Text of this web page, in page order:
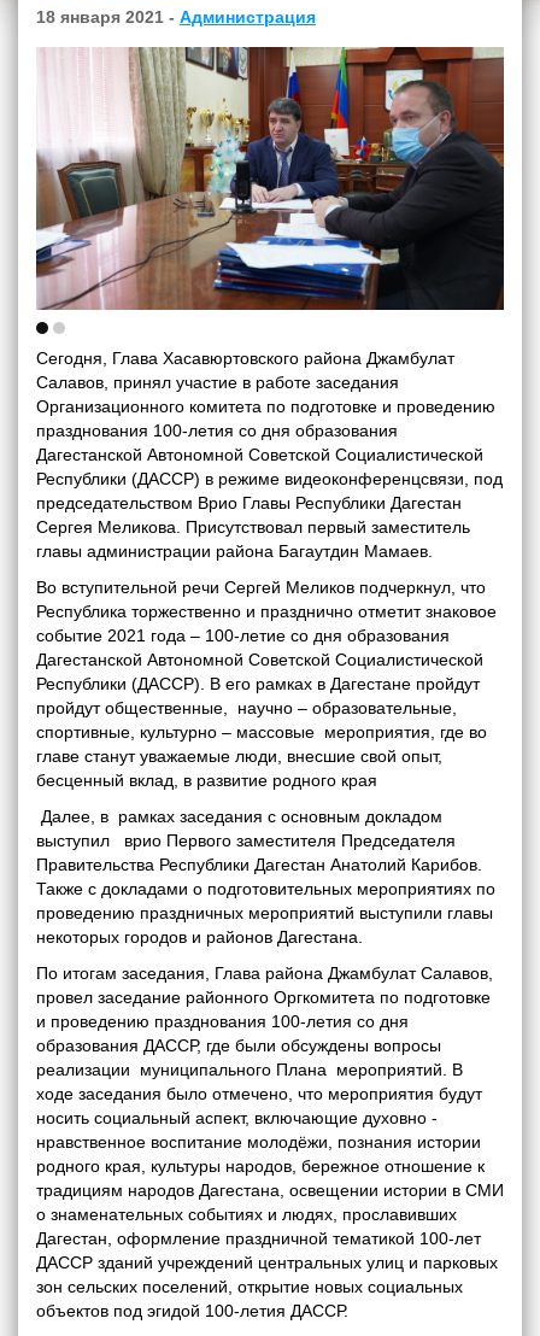
18 января 2021 - Администрация
Сегодня, Глава Хасавюртовского района Джамбулат
Салавов, принял участие в работе заседания
Организационного комитета по подготовке и проведению
празднования 100-летия со дня образования
Дагестанской Автономной Советской Социалистической
Республики (ДАССР) в режиме видеоконференцсвязи, под
председательством Врио Главы Республики Дагестан
Сергея Меликова. Присутствовал первый заместитель
главы администрации района Багаутдин Мамаев.
Во вступительной речи Сергей Меликов подчеркнул, что
Республика торжественно и празднично отметит знаковое
событие 2021 года – 100-летие со дня образования
Дагестанской Автономной Советской Социалистической
Республики (ДАССР). В его рамках в Дагестане пройдут
пройдут общественные, научно – образовательные,
спортивные, культурно – массовые мероприятия, где во
главе станут уважаемые люди, внесшие свой опыт,
бесценный вклад, в развитие родного края
Далее, в рамках заседания с основным докладом
выступил врио Первого заместителя Председателя
Правительства Республики Дагестан Анатолий Карибов.
Также с докладами о подготовительных мероприятиях по
проведению праздничных мероприятий выступили главы
некоторых городов и районов Дагестана.
По итогам заседания, Глава района Джамбулат Салавов,
провел заседание районного Оргкомитета по подготовке
и проведению празднования 100-летия со дня
образования ДАССР, где были обсуждены вопросы
реализации муниципального Плана мероприятий. В
ходе заседания было отмечено, что мероприятия будут
носить социальный аспект, включающие духовно -
нравственное воспитание молодёжи, познания истории
родного края, культуры народов, бережное отношение к
традициям народов Дагестана, освещении истории в СМИ
о знаменательных событиях и людях, прославивших
Дагестан, оформление праздничной тематикой 100-лет
ДАССР зданий учреждений центральных улиц и парковых
зон сельских поселений, открытие новых социальных
объектов под эгидой 100-летия ДАССР.